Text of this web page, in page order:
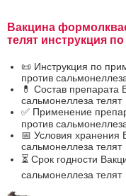
Вакцина
телят инструкция
📜 Инструкция по
против
💊 Состав препарата
сальмонеллеза телят
✅ Применение
против
📅 Условия хранения
сальмонеллеза телят
⏳ Срок годности
сальмонеллеза телят